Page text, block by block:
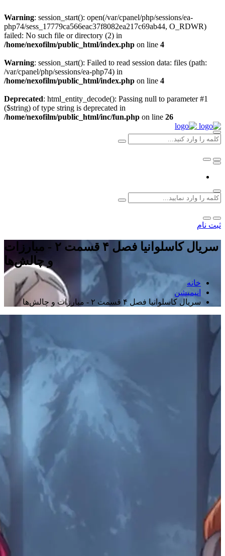
Warning: session_start(): open(/var/cpanel/php/sessions/ea-
php74/sess_17779ca566eac37f8082ea217c69ab44, O_RDWR)
failed: No such file or directory (2) in
/home/nexofilm/public_html/index.php on line 4
Warning: session_start(): Failed to read session data: files (path:
/var/cpanel/php/sessions/ea-php74) in
/home/nexofilm/public_html/index.php on line 4
Deprecated: html_entity_decode(): Passing null to parameter #1
($string) of type string is deprecated in
/home/nexofilm/public_html/inc/fun.php on line 26
ثبت نام
سریال کاسلوانیا فصل ۴ قسمت ۲ - مبارزات
و چالش‌ها
خانه
انیمیشن
سریال کاسلوانیا فصل ۴ قسمت ۲ - مبارزات و چالش‌ها